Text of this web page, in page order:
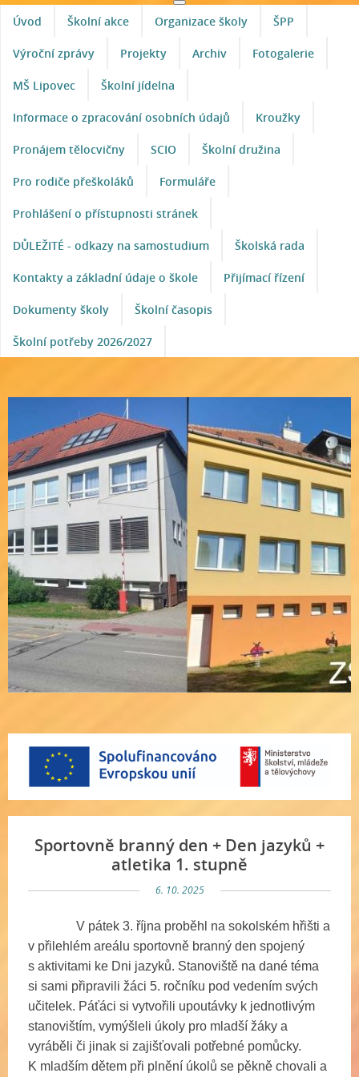
Úvod Školní akce Organizace školy ŠPP
Výroční zprávy Projekty Archiv Fotogalerie
MŠ Lipovec Školní jídelna
Informace o zpracování osobních údajů Kroužky
Pronájem tělocvičny SCIO Školní družina
Pro rodiče přeškoláků Formuláře
Prohlášení o přístupnosti stránek
DŮLEŽITÉ - odkazy na samostudium Školská rada
Kontakty a základní údaje o škole Přijímací řízení
Dokumenty školy Školní časopis
Školní potřeby 2026/2027
Sportovně branný den + Den jazyků +
atletika 1. stupně
6. 10. 2025
V pátek 3. října proběhl na sokolském hřišti a
v přilehlém areálu sportovně branný den spojený
s aktivitami ke Dni jazyků. Stanoviště na dané téma
si sami připravili žáci 5. ročníku pod vedením svých
učitelek. Páťáci si vytvořili upoutávky k jednotlivým
stanovištím, vymýšleli úkoly pro mladší žáky a
vyráběli či jinak si zajišťovali potřebné pomůcky.
K mladším dětem při plnění úkolů se pěkně chovali a